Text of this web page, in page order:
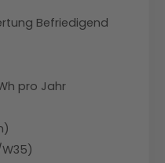
Befriedigend
pro Jahr